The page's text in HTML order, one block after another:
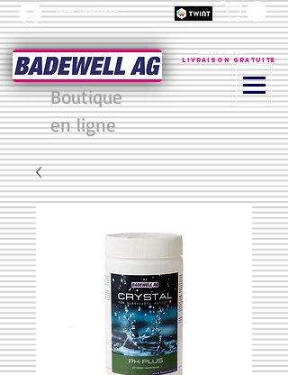
Jetzt Anmelden
Boutique
en ligne
à partir de 200 CHF
Livraison gratuite